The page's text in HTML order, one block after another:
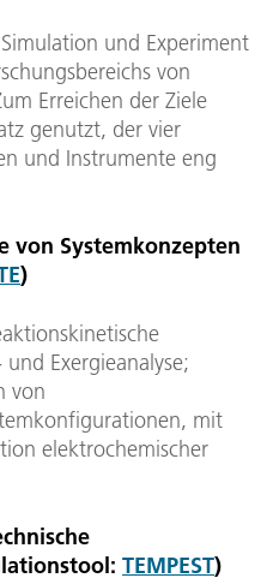
und Experiment
von
Erreichen der Ziele
genutzt, der vier
und Instrumente eng
von Systemkonzepten
)
Exergieanalyse;
von
mit
elektrochemischer
TEMPEST)